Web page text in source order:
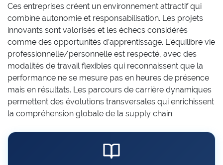
Ces entreprises créent un environnement attractif qui
combine autonomie et responsabilisation. Les projets
innovants sont valorisés et les échecs considérés
comme des opportunités d’apprentissage. L’équilibre vie
professionnelle/personnelle est respecté, avec des
modalités de travail flexibles qui reconnaissent que la
performance ne se mesure pas en heures de présence
mais en résultats. Les parcours de carrière dynamiques
permettent des évolutions transversales qui enrichissent
la compréhension globale de la supply chain.